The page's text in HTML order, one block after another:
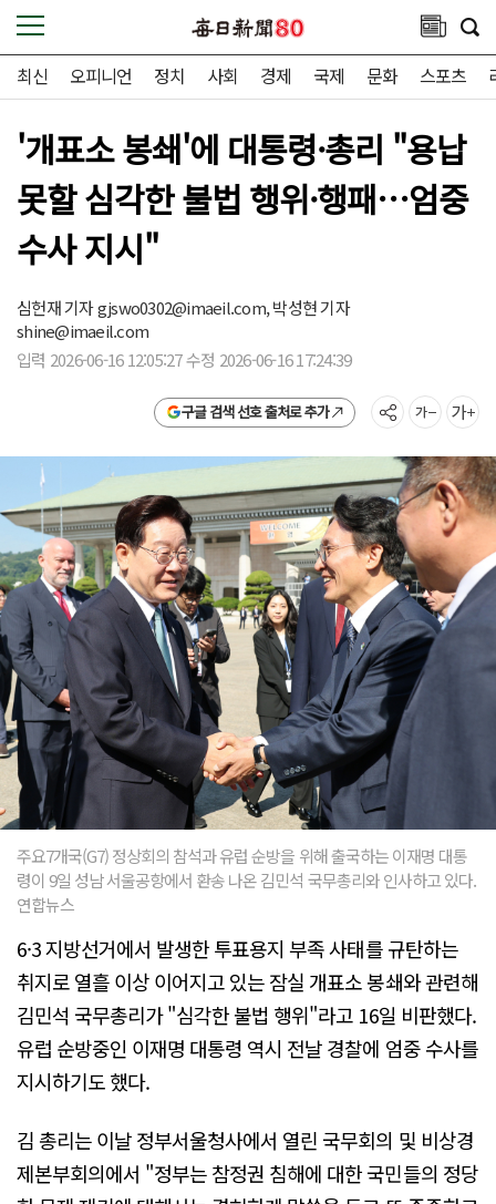
최신 오피니언 정치 사회 경제 국제 문화 스포츠
'개표소 봉쇄'에 대통령·총리 "용납
못할 심각한 불법 행위·행패…엄중
수사 지시"
심헌재 기자gjswo0302@imaeil.com,박성현 기자
shine@imaeil.com
입력 2026-06-16 12:05:27 수정 2026-06-16 17:24:39
구글 검색 선호 출처로 추가
주요7개국(G7) 정상회의 참석과 유럽 순방을 위해 출국하는 이재명 대통
령이 9일 성남 서울공항에서 환송 나온 김민석 국무총리와 인사하고 있다.
연합뉴스
6·3 지방선거에서 발생한 투표용지 부족 사태를 규탄하는
취지로 열흘 이상 이어지고 있는 잠실 개표소 봉쇄와 관련해
김민석 국무총리가 "심각한 불법 행위"라고 16일 비판했다.
유럽 순방중인 이재명 대통령 역시 전날 경찰에 엄중 수사를
지시하기도 했다.
김 총리는 이날 정부서울청사에서 열린 국무회의 및 비상경
제본부회의에서 "정부는 참정권 침해에 대한 국민들의 정당